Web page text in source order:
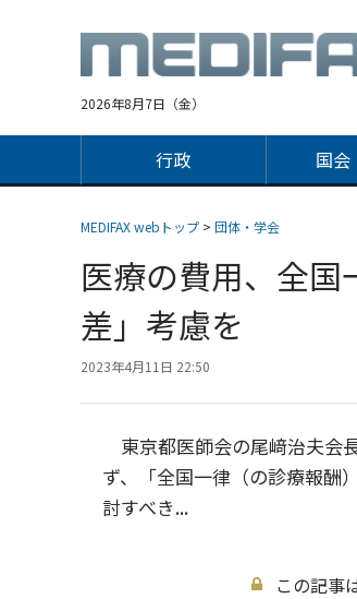
2026年8月7日（金）
行政 国会
MEDIFAX webトップ > 団体・学会
医療の費用、全
差」考慮を
2023年4月11日 22:50
東京都医師会の尾﨑治夫会
ず、「全国一律（の診療報酬
討すべき...
この記事